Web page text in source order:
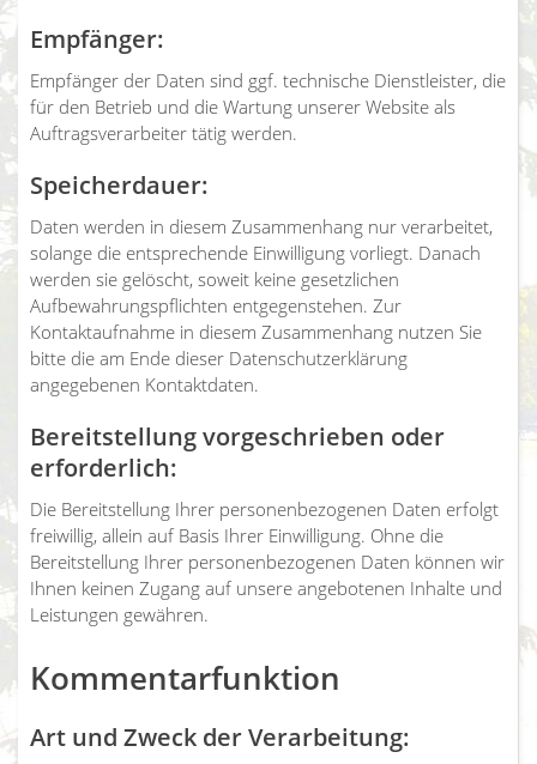
Empfänger:
Empfänger der Daten sind ggf. technische Dienstleister, die
für den Betrieb und die Wartung unserer Website als
Auftragsverarbeiter tätig werden.
Speicherdauer:
Daten werden in diesem Zusammenhang nur verarbeitet,
solange die entsprechende Einwilligung vorliegt. Danach
werden sie gelöscht, soweit keine gesetzlichen
Aufbewahrungspflichten entgegenstehen. Zur
Kontaktaufnahme in diesem Zusammenhang nutzen Sie
bitte die am Ende dieser Datenschutzerklärung
angegebenen Kontaktdaten.
Bereitstellung vorgeschrieben oder
erforderlich:
Die Bereitstellung Ihrer personenbezogenen Daten erfolgt
freiwillig, allein auf Basis Ihrer Einwilligung. Ohne die
Bereitstellung Ihrer personenbezogenen Daten können wir
Ihnen keinen Zugang auf unsere angebotenen Inhalte und
Leistungen gewähren.
Kommentarfunktion
Art und Zweck der Verarbeitung: